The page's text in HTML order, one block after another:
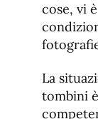
cose, vi
La
tombini